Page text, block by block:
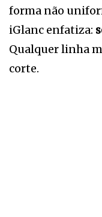
forma não
iGlanc enfatiza:
Qualquer linha
corte.